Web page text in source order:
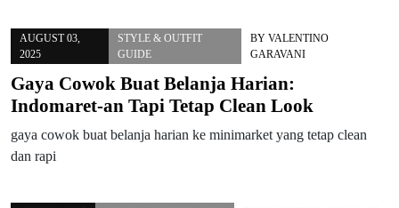
AUGUST 03,
2025
STYLE & OUTFIT
GUIDE
BY VALENTINO
GARAVANI
Gaya Cowok Buat Belanja Harian:
Indomaret-an Tapi Tetap Clean Look
gaya cowok buat belanja harian ke minimarket yang tetap clean
dan rapi